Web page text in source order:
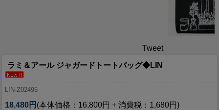
Tweet
ラミ＆アール ジャガードトートバッグ◆LIN
LIN-Z02495
18,480円 (本体価格：16,800円 + 消費税：1,680円)